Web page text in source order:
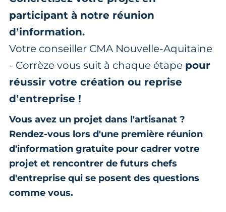
participant à notre réunion
d’information.
Votre conseiller CMA Nouvelle-Aquitaine
- Corrèze vous suit à chaque étape pour
réussir votre création ou reprise
d’entreprise !
Vous avez un projet dans l'artisanat ?
Rendez-vous lors d'une première réunion
d'information gratuite pour cadrer votre
projet et rencontrer de futurs chefs
d'entreprise qui se posent des questions
comme vous.